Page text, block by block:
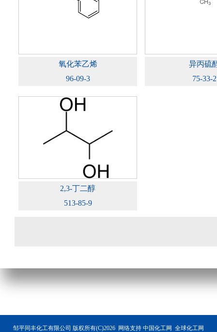
氧化苯乙烯
96-09-3
异丙硫
75-33-2
2,3-丁二醇
513-85-9
邹平同丰化工有限公司 版权所有(C)2026 网络支持 中国化工网 全球化工网